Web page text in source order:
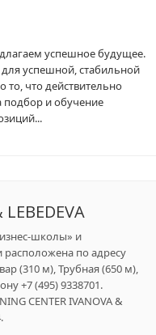
успешное будущее.
успешной, стабильной
что действительно
подбор и обучение
школы» и
расположена по адресу
(310 м), Трубная (650 м),
+7 (495) 9338701.
CENTER IVANOVA &